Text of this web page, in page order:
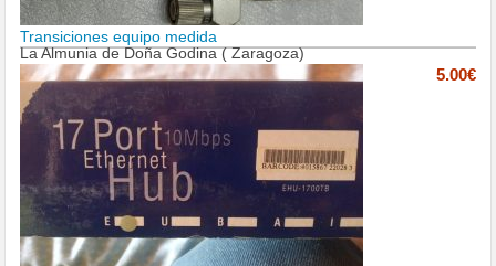
Transiciones equipo medida
La Almunia de Doña Godina ( Zaragoza)
5.00€